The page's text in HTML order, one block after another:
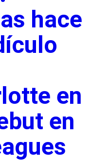
hace
en
en